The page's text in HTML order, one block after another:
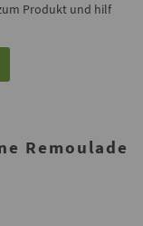
Produkt und hilf
Remoulade